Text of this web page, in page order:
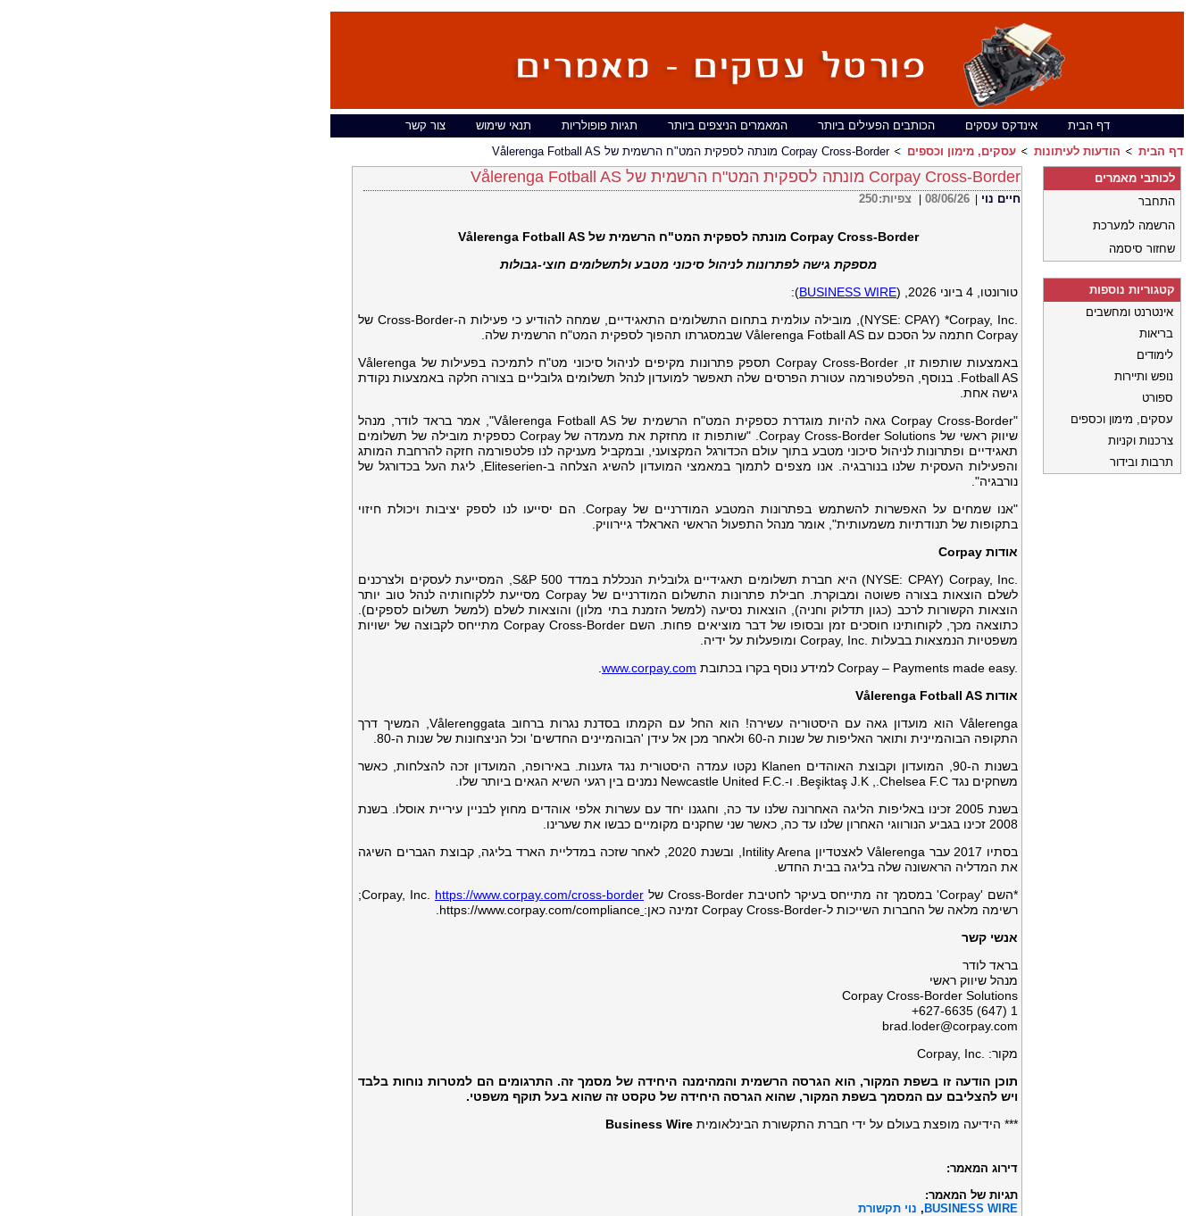
דף הבית אינדקס עסקים הכותבים הפעילים ביותר המאמרים הניצפים ביותר תגיות פופולריות תנאי שימוש
צור קשר
דף הבית
הודעות לעיתונות עסקים, מימון וכספים Corpay Cross-Border מונתה לספקית המט"ח הרשמית של Vålerenga Fotball AS
Corpay Cross-Border מונתה לספקית המט"ח הרשמית של Vålerenga Fotball AS
חיים נוי 08/06/26 צפיות:250
Corpay Cross-Border מונתהלספקית המט"ח הרשמית שלVålerenga Fotball AS
מספקת גישה לפתרונות לניהול סיכוני מטבע ולתשלומים חוצי-גבולות
טורונטו, 4 ביוני 2026, (
BUSINESS WIRE
):
Corpay, Inc.‎* ‏(NYSE: CPAY), מובילה עולמית בתחום התשלומים התאגידיים, שמחה להודיע כי פעילות ה-Cross-Border של
Corpay חתמה על הסכם עם Vålerenga Fotball AS שבמסגרתו תהפוך לספקית המט"ח הרשמית שלה.
באמצעות שותפות זו, Corpay Cross-Border תספק פתרונות מקיפים לניהול סיכוני מט"ח לתמיכה בפעילות של Vålerenga
Fotball AS. בנוסף, הפלטפורמה עטורת הפרסים שלה תאפשר למועדון לנהל תשלומים גלובליים בצורה חלקה באמצעות נקודת
גישה אחת.
"Corpay Cross-Border גאה להיות מוגדרת כספקית המט"ח הרשמית של Vålerenga Fotball AS", אמר בראד לודר, מנהל
שיווק ראשי של Corpay Cross-Border Solutions. "שותפות זו מחזקת את מעמדה של Corpay כספקית מובילה של תשלומים
תאגידיים ופתרונות לניהול סיכוני מטבע בתוך עולם הכדורגל המקצועני, ובמקביל מעניקה לנו פלטפורמה חזקה להרחבת המותג
והפעילות העסקית שלנו בנורבגיה. אנו מצפים לתמוך במאמצי המועדון להשיג הצלחה ב-Eliteserien, ליגת העל בכדורגל של
נורבגיה".
"אנו שמחים על האפשרות להשתמש בפתרונות המטבע המודרניים של Corpay. הם יסייעו לנו לספק יציבות ויכולת חיזוי
בתקופות של תנודתיות משמעותית", אומר מנהל התפעול הראשי האראלד גיירוויק.
אודות Corpay
Corpay, Inc.‎
‏(NYSE: CPAY) היא חברת תשלומים תאגידיים גלובלית הנכללת במדד S&P 500, המסייעת לעסקים ולצרכנים
לשלם הוצאות בצורה פשוטה ומבוקרת. חבילת פתרונות התשלום המודרניים של Corpay מסייעת ללקוחותיה לנהל טוב יותר
הוצאות הקשורות לרכב (כגון תדלוק וחניה), הוצאות נסיעה (למשל הזמנת בתי מלון) והוצאות לשלם (למשל תשלום לספקים).
כתוצאה מכך, לקוחותינו חוסכים זמן ובסופו של דבר מוציאים פחות. השם Corpay Cross-Border מתייחס לקבוצה של ישויות
משפטיות הנמצאות בבעלות Corpay, Inc.‎ ומופעלות על ידיה.
Corpay – Payments made easy.‎ למידע נוסף בקרו בכתובת
www.corpay.com
אודות Vålerenga Fotball AS
Vålerenga הוא מועדון גאה עם היסטוריה עשירה! הוא החל עם הקמתו בסדנת נגרות ברחוב Vålerenggata, המשיך דרך
התקופה הבוהמיינית ותואר האליפות של שנות ה-60 ולאחר מכן אל עידן 'הבוהמיינים החדשים' וכל הניצחונות של שנות ה-80.
בשנות ה-90, המועדון וקבוצת האוהדים Klanen נקטו עמדה היסטורית נגד גזענות. באירופה, המועדון זכה להצלחות, כאשר
משחקים נגד Chelsea F.C., ‏Beşiktaş J.K. ו-Newcastle United F.C.‎ נמנים בין רגעי השיא הגאים ביותר שלו.
בשנת 2005 זכינו באליפות הליגה האחרונה שלנו עד כה, וחגגנו יחד עם עשרות אלפי אוהדים מחוץ לבניין עיריית אוסלו. בשנת
2008 זכינו בגביע הנורווגי האחרון שלנו עד כה, כאשר שני שחקנים מקומיים כבשו את שערינו.
בסתיו 2017 עבר Vålerenga לאצטדיון Intility Arena, ובשנת 2020, לאחר שזכה במדליית הארד בליגה, קבוצת הגברים השיגה
את המדליה הראשונה שלה בליגה בבית החדש.
*השם 'Corpay' במסמך זה מתייחס בעיקר לחטיבת Cross-Border של Corpay, Inc.‎
https://www.corpay.com/cross-border
;
רשימה מלאה של החברות השייכות ל-Corpay Cross-Border זמינה כאן:
https://www.corpay.com/compliance.
אנשי קשר
בראד לודר
מנהל שיווק ראשי
Corpay Cross-Border Solutions
‎627-6635 (647) 1+
brad.loder@corpay.com
מקור: Corpay, Inc.‎
תוכן הודעה זו בשפת המקור, הוא הגרסה הרשמית והמהימנה היחידה של מסמך זה. התרגומים הם למטרות נוחות בלבד
ויש להצליבם עם המסמך בשפת המקור, שהוא הגרסה היחידה של טקסט זה שהוא בעל תוקף משפטי.
*** הידיעה מופצת בעולם על ידי חברת התקשורת הבינלאומית Business Wire
דירוג המאמר:
תגיות של המאמר:
BUSINESS WIRE
, נוי תקשורת
לכותבי מאמרים
התחבר
הרשמה למערכת
שחזור סיסמה
קטגוריות נוספות
אינטרנט ומחשבים
בריאות
לימודים
נופש ותיירות
ספורט
עסקים, מימון וכספים
צרכנות וקניות
תרבות ובידור